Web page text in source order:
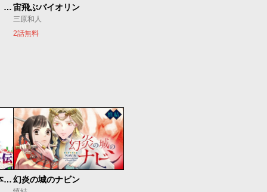
もうひとつのピアノの森 整う音宙飛ぶバイオリン
三原和人
2話無料
知るほど なるほど 日本すごい人伝幻炎の城のナビン